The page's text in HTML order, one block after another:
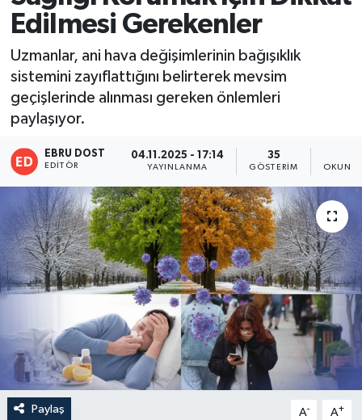
Edilmesi Gerekenler
Uzmanlar, ani hava değişimlerinin bağışıklık
sistemini zayıflattığını belirterek mevsim
geçişlerinde alınması gereken önlemleri
paylaşıyor.
EBRU DOST
EDITÖR
04.11.2025 - 17:14
YAYINLANMA
35
GÖSTERIM
Paylaş A- A+